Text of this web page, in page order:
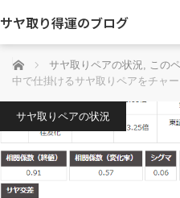
サヤ取り得運のブログ
ホーム サヤ取りペアの状況, この
中で仕掛けるサヤ取りペアをチャ
サヤ取りペアの状況